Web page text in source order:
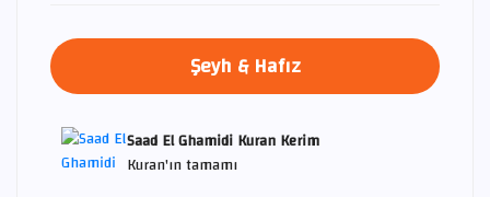
Şeyh & Hafız
Saad El Ghamidi Kuran Kerim
Kuran'ın tamamı